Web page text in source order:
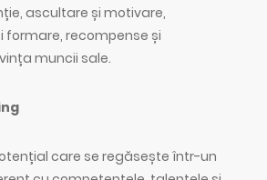
ascultare și motivare,
recompense și
muncii sale.
care se regăsește într-un